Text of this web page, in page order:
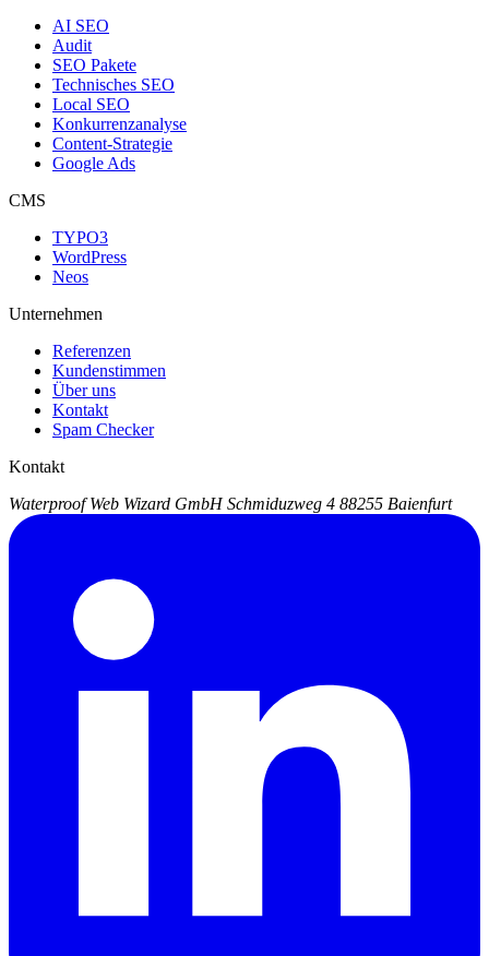
AI SEO
Audit
SEO Pakete
Technisches SEO
Local SEO
Konkurrenzanalyse
Content-Strategie
Google Ads
CMS
TYPO3
WordPress
Neos
Unternehmen
Referenzen
Kundenstimmen
Über uns
Kontakt
Spam Checker
Kontakt
Waterproof Web Wizard GmbH Schmiduzweg 4 88255 Baienfurt